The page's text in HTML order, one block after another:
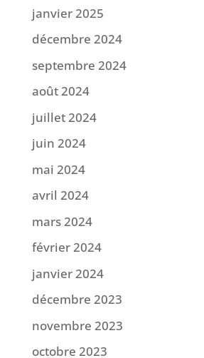
janvier 2025
décembre 2024
septembre 2024
août 2024
juillet 2024
juin 2024
mai 2024
avril 2024
mars 2024
février 2024
janvier 2024
décembre 2023
novembre 2023
octobre 2023